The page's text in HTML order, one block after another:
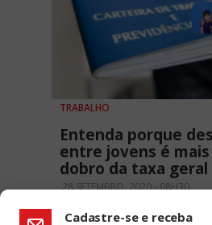
TRABALHO
Entenda porque
entre jovens é
dobro da taxa geral
28 SETEMBRO, 2020 - 08H30
Cadastre-se e receba